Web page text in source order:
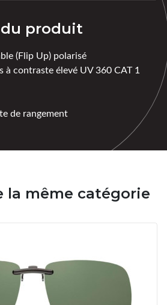
produit
(Flip Up) polarisé
à contraste élevé UV 360 CAT 1
de rangement
la même catégorie